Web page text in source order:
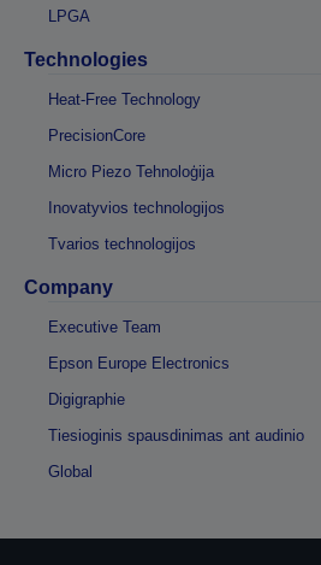
LPGA
Technologies
Heat-Free Technology
PrecisionCore
Micro Piezo Tehnoloģija
Inovatyvios technologijos
Tvarios technologijos
Company
Executive Team
Epson Europe Electronics
Digigraphie
Tiesioginis spausdinimas ant audinio
Global